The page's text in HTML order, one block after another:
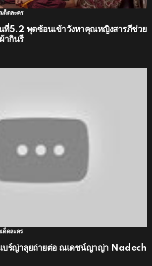
ด็ดละคร
นที่5.2 พุดซ้อนเข้าวังหาคุณหญิงสารภีช่วย
ากินรี
ด็ดละคร
แบร์ญ่าลุยถ่ายต่อ ณเดชน์ญาญ่า Nadech